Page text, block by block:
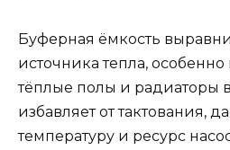
Буферная ёмкость
источника тепла, особенно
тёплые полы и радиаторы
избавляет от тактования,
температуру и ресурс